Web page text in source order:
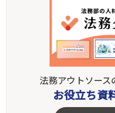
法務アウトソース
お役立ち資